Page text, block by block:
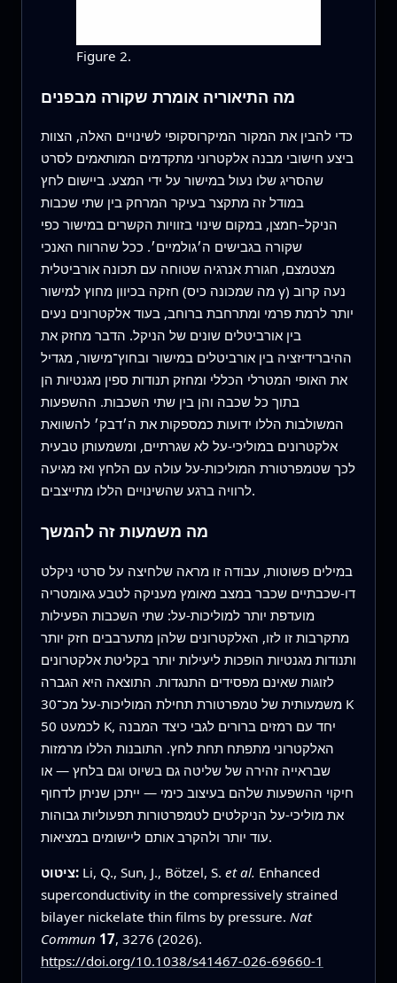
Figure 2.
מה התיאוריה אומרת שקורה מבפנים
כדי להבין את המקור המיקרוסקופי לשינויים האלה, הצוות
ביצע חישובי מבנה אלקטרוני מתקדמים המותאמים לסרט
שהסריג שלו נעול במישור על ידי המצע. ביישום לחץ
במודל זה מתקצר בעיקר המרחק בין שתי שכבות
הניקל–חמצן, במקום שינוי בזוויות הקשרים במישור כפי
שקורה בגבישים ה׳גולמיים׳. ככל שהרווח האנכי
מצטמצם, חגורת אנרגיה שטוחה עם תכונה אורביטלית
חזקה בכיוון מחוץ למישור (מה שמכונה כיס γ) נעה קרוב
יותר לרמת פרמי ומתרחבת ברוחב, בעוד אלקטרונים נעים
בין אורביטלים שונים של הניקל. הדבר מחזק את
ההיברידיזציה בין אורביטלים במישור ובחוץ־מישור, מגדיל
את האופי המטרלי הכללי ומחזק תנודות ספין מגנטיות הן
בתוך כל שכבה והן בין שתי השכבות. ההשפעות
המשולבות הללו ידועות כמספקות את ה׳דבק׳ להשוואת
אלקטרונים במוליכי-על לא שגרתיים, ומשמעותן טבעית
לכך שטמפרטורת המוליכות-על עולה עם הלחץ ואז מגיעה
לרוויה ברגע שהשינויים הללו מתייצבים.
מה משמעות זה להמשך
במילים פשוטות, עבודה זו מראה שלחיצה על סרטי ניקלט
דו-שכבתיים שכבר במצב מאומץ מעניקה לטבע גאומטריה
מועדפת יותר למוליכות-על: שתי השכבות הפעילות
מתקרבות זו לזו, האלקטרונים שלהן מתערבבים חזק יותר
ותנודות מגנטיות הופכות ליעילות יותר בקליטת אלקטרונים
לזוגות שאינם מפסידים התנגדות. התוצאה היא הגברה
משמעותית של טמפרטורת תחילת המוליכות-על מכ־30 K
לכמעט 50 K, יחד עם רמזים ברורים לגבי כיצד המבנה
האלקטרוני מתפתח תחת לחץ. התובנות הללו מרמזות
שבראייה זהירה של שליטה גם בשיוט וגם בלחץ — או
חיקוי ההשפעות שלהם בעיצוב כימי — ייתכן שניתן לדחוף
את מוליכי-על הניקלטים לטמפרטורות תפעוליות גבוהות
עוד יותר ולהקרב אותם ליישומים במציאות.
ציטוט: Li, Q., Sun, J., Bötzel, S. et al. Enhanced
superconductivity in the compressively strained
bilayer nickelate thin films by pressure. Nat
Commun 17, 3276 (2026).
https://doi.org/10.1038/s41467-026-69660-1